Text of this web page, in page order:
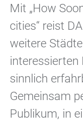
Mit „How
cities“ reist
weitere
interessierten
sinnlich
Gemeinsam
Publikum, in